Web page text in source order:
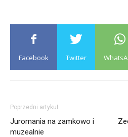
Facebook Twitter
Poprzedni artykuł
Juromania na zamkowo i
muzealnie